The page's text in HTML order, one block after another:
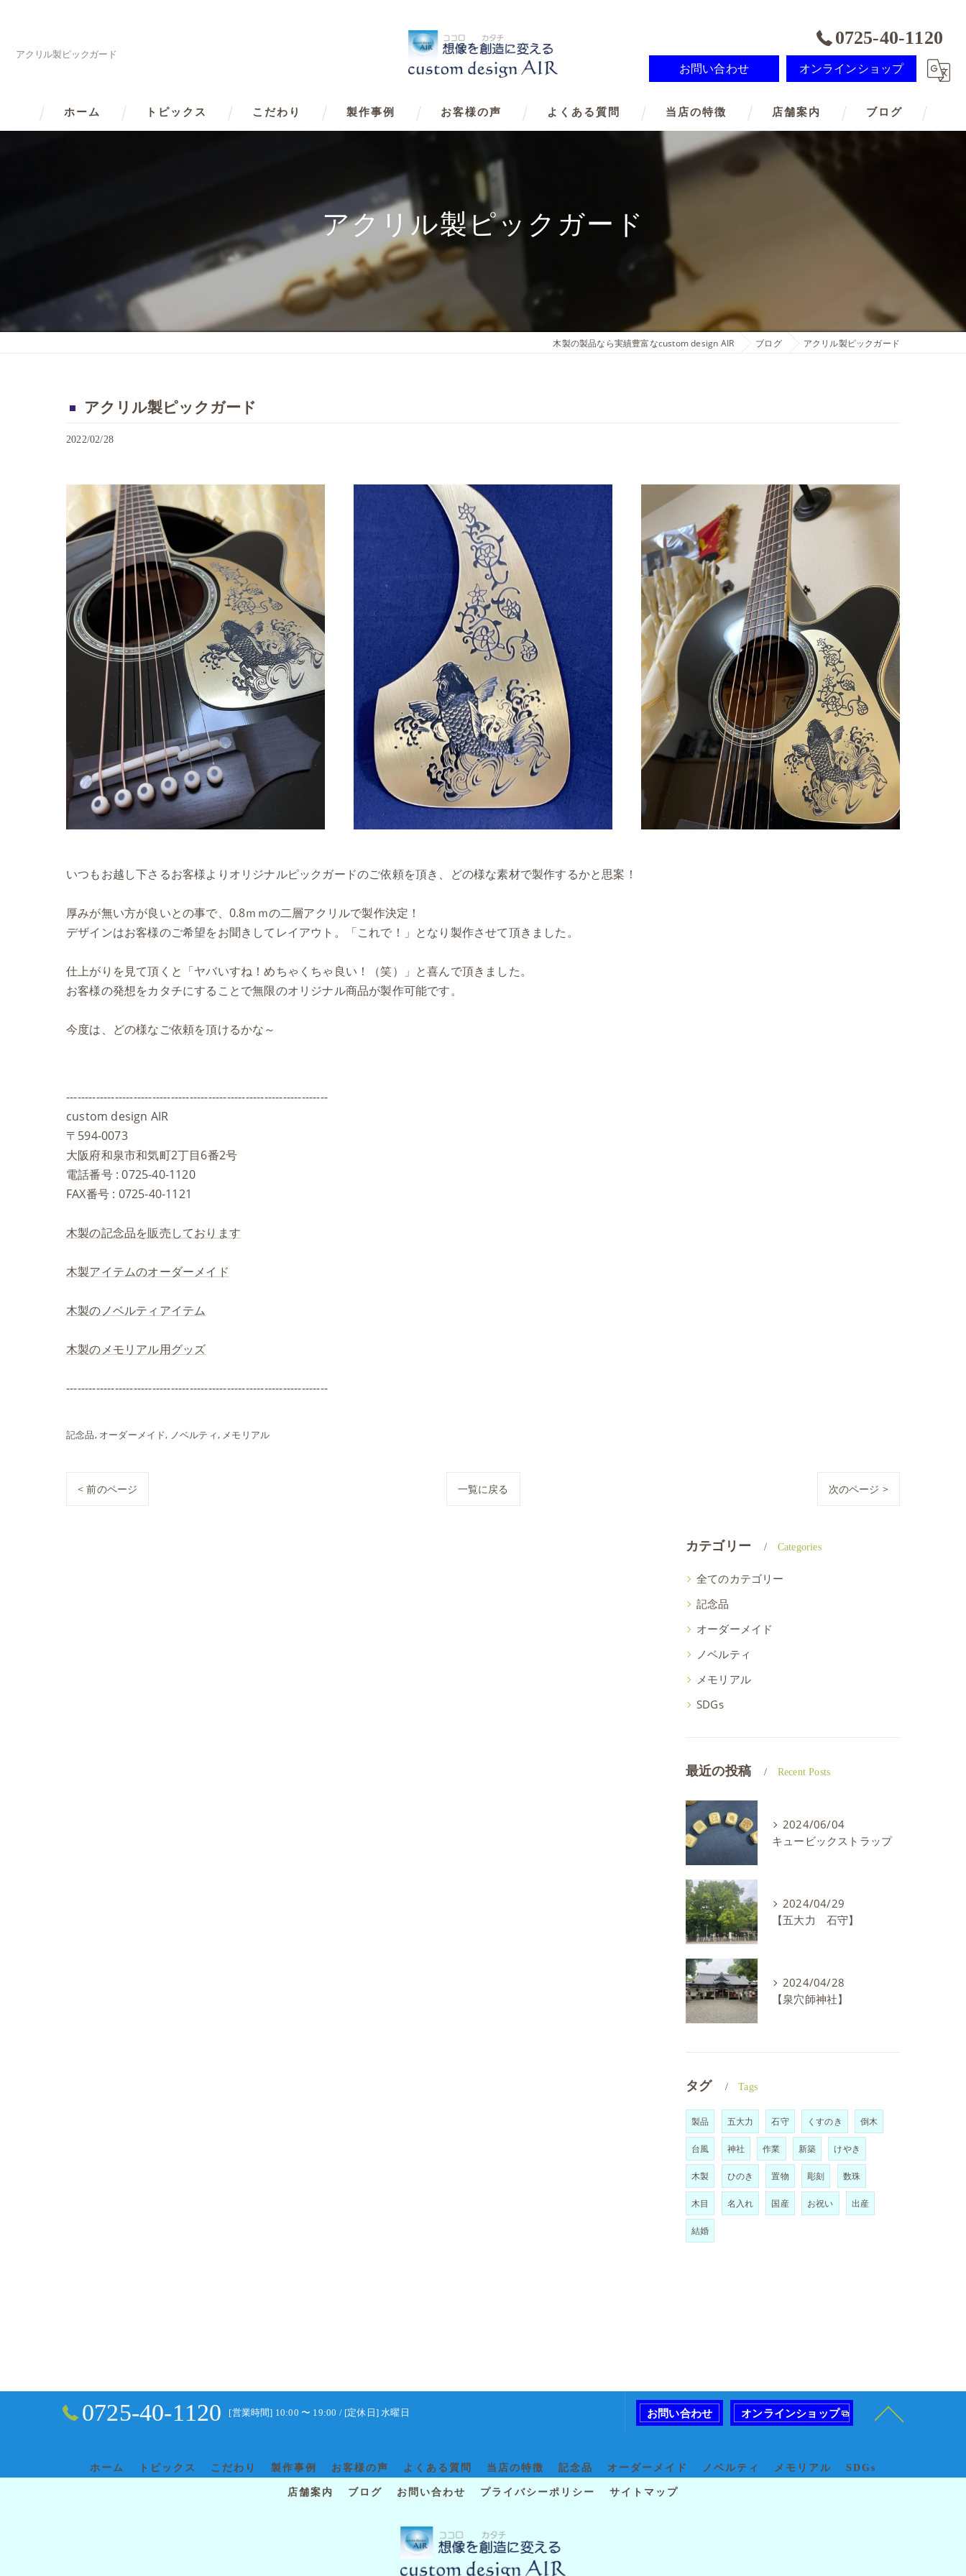
アクリル製ピックガード
0725-40-1120
お問い合わせ オンラインショップ
ホーム トピックス こだわり 製作事例 お客様の声 よくある質問 当店の特徴
記念品
メモリアル
SDGs
店舗案内 ブログ
アクリル製ピックガード
木製の製品なら実績豊富なcustom design AIR ブログ アクリル製ピックガード
アクリル製ピックガード
2022/02/28
いつもお越し下さるお客様よりオリジナルピックガードのご依頼を頂き、どの様な素材で製作するかと思案！
厚みが無い方が良いとの事で、0.8ｍｍの二層アクリルで製作決定！
デザインはお客様のご希望をお聞きしてレイアウト。「これで！」となり製作させて頂きました。
仕上がりを見て頂くと「ヤバいすね！めちゃくちゃ良い！（笑）」と喜んで頂きました。
お客様の発想をカタチにすることで無限のオリジナル商品が製作可能です。
今度は、どの様なご依頼を頂けるかな～
----------------------------------------------------------------------
custom design AIR
〒594-0073
大阪府和泉市和気町2丁目6番2号
電話番号 : 0725-40-1120
FAX番号 : 0725-40-1121
木製の記念品を販売しております
木製アイテムのオーダーメイド
木製のノベルティアイテム
木製のメモリアル用グッズ
----------------------------------------------------------------------
記念品 オーダーメイド ノベルティ メモリアル
< 前のページ 一覧に戻る 次のページ >
カテゴリー Categories
全てのカテゴリー
記念品
オーダーメイド
ノベルティ
メモリアル
SDGs
最近の投稿 Recent Posts
2024/06/04
キュービックストラップ
2024/04/29
【五大力 石守】
2024/04/28
【泉穴師神社】
タグ Tags
製品 五大力 石守 くすのき 倒木
台風 神社 作業 新築 けやき
木製 ひのき 置物 彫刻 数珠
木目 名入れ 国産 お祝い 出産
結婚
0725-40-1120 [営業時間] 10:00 〜 19:00 / [定休日] 水曜日 お問い合わせ オンラインショップ
ホーム トピックス こだわり 製作事例 お客様の声 よくある質問 当店の特徴 記念品 オーダーメイド ノベルティ メモリアル SDGs
店舗案内 ブログ お問い合わせ プライバシーポリシー サイトマップ